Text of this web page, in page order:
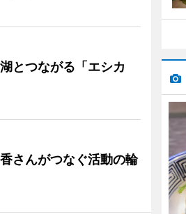
とつながる「エシカ
さんがつなぐ活動の輪